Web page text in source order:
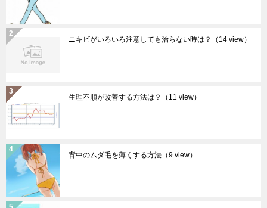
ニキビがいろいろ注意しても治らない時は？ （14 view）
生理不順が改善する方法は？ （11 view）
背中のムダ毛を薄くする方法 （9 view）